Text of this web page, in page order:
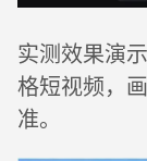
实测效果演
格短视频，
准。